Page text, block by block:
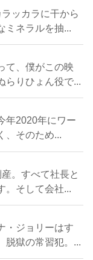
ッカラに干から
ミネラルを抽...
て、僕がこの映
らりひょん役で...
年2020年にワー
、そのため...
。すべて社長と
。そして会社...
・ジョリーはす
脱獄の常習犯。...